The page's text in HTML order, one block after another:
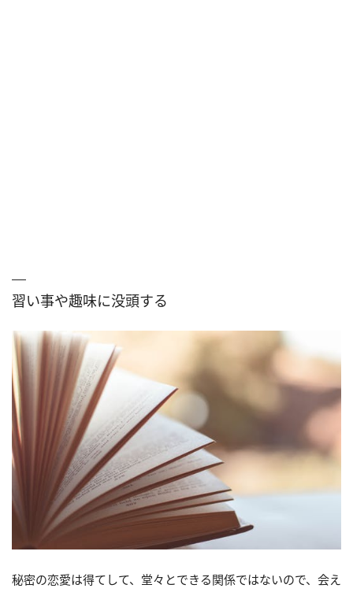
習い事や趣味に没頭する
秘密の恋愛は得てして、堂々とできる関係ではないので、会え